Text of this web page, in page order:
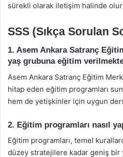
sürekli olarak iletişim halinde
SSS (Sıkça Sorulan
1. Asem Ankara Satranç
yaş grubuna eğitim
Asem Ankara Satranç Eğitim
hitap eden eğitim programları
hem de yetişkinler için uygun
2. Eğitim programları nasıl
Eğitim programları, temel
düzey stratejilere kadar geniş bir